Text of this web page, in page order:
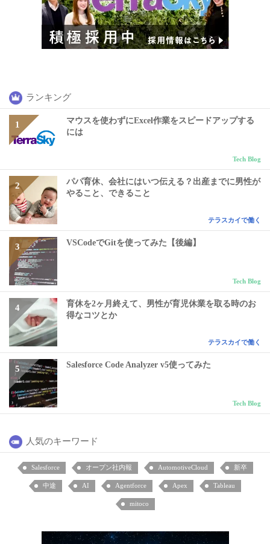
ランキング
マウスを使わずにExcel作業をスピードアップする
には
Tech Blog
パパ育休、会社にはいつ伝える？出産までに男性が
やること、できること
テラスカイで働く
VSCodeでGitを使ってみた【後編】
Tech Blog
育休を2ヶ月終えて、男性が育児休業を取る時のお
得なコツとか
テラスカイで働く
Salesforce Code Analyzer v5使ってみた
Tech Blog
人気のキーワード
Salesforce オープン社内報 AutomotiveCloud 新卒
中途 AI Agentforce Apex Tableau
mitoco